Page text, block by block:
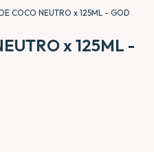
COCO NEUTRO x 125ML - GOD
x 125ML -